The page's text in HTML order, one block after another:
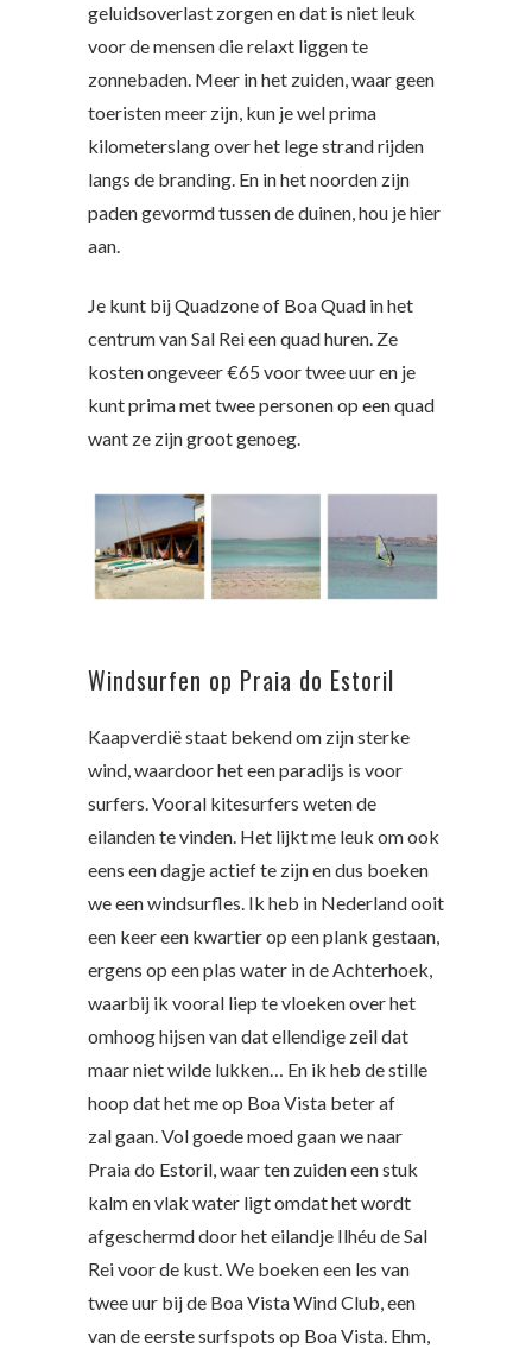
geluidsoverlast zorgen en dat is niet leuk
voor de mensen die relaxt liggen te
zonnebaden. Meer in het zuiden, waar geen
toeristen meer zijn, kun je wel prima
kilometerslang over het lege strand rijden
langs de branding. En in het noorden zijn
paden gevormd tussen de duinen, hou je hier
aan.
Je kunt bij Quadzone of Boa Quad in het
centrum van Sal Rei een quad huren. Ze
kosten ongeveer €65 voor twee uur en je
kunt prima met twee personen op een quad
want ze zijn groot genoeg.
Windsurfen op Praia do Estoril
Kaapverdië staat bekend om zijn sterke
wind, waardoor het een paradijs is voor
surfers. Vooral kitesurfers weten de
eilanden te vinden. Het lijkt me leuk om ook
eens een dagje actief te zijn en dus boeken
we een windsurfles. Ik heb in Nederland ooit
een keer een kwartier op een plank gestaan,
ergens op een plas water in de Achterhoek,
waarbij ik vooral liep te vloeken over het
omhoog hijsen van dat ellendige zeil dat
maar niet wilde lukken… En ik heb de stille
hoop dat het me op Boa Vista beter af
zal gaan. Vol goede moed gaan we naar
Praia do Estoril, waar ten zuiden een stuk
kalm en vlak water ligt omdat het wordt
afgeschermd door het eilandje Ilhéu de Sal
Rei voor de kust. We boeken een les van
twee uur bij de Boa Vista Wind Club, een
van de eerste surfspots op Boa Vista. Ehm,